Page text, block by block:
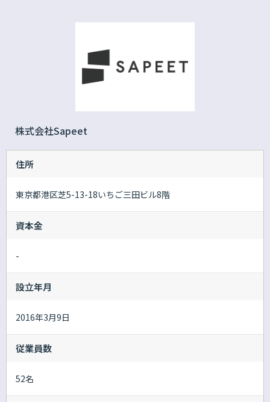
株式会社Sapeet
住所
東京都港区芝5-13-18いちご三田ビル8階
資本金
-
設立年月
2016年3月9日
従業員数
52名